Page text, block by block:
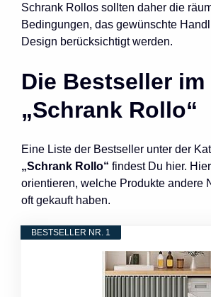
Schrank Rollos sollten daher die
Bedingungen, das gewünschte
Design berücksichtigt werden.
Die Bestseller im
„Schrank Rollo“
Eine Liste der Bestseller unter der
„Schrank Rollo“ findest Du hier.
orientieren, welche Produkte andere
oft gekauft haben.
BESTSELLER NR. 1